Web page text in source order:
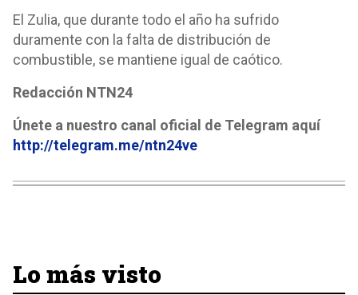
El Zulia, que durante todo el año ha sufrido
duramente con la falta de distribución de
combustible, se mantiene igual de caótico.
Redacción NTN24
Únete a nuestro canal oficial de Telegram aquí
http://telegram.me/ntn24ve
Lo más visto